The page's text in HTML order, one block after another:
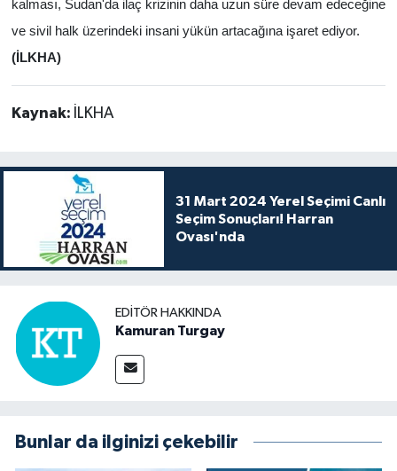
kalması, Sudan'da ilaç krizinin daha uzun süre devam edeceğine
ve sivil halk üzerindeki insani yükün artacağına işaret ediyor.
(İLKHA)
Kaynak: İLKHA
31 Mart 2024 Yerel Seçimi Canlı
Seçim Sonuçları! Harran
Ovası'nda
EDITÖR HAKKINDA
Kamuran Turgay
Bunlar da ilginizi çekebilir